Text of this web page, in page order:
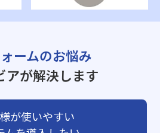
ームのお悩み
アが解決します
が使いやすい